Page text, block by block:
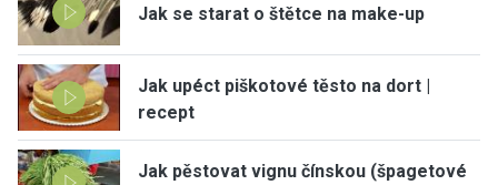
Jak se starat o štětce na make-up
Jak upéct piškotové těsto na dort |
recept
Jak pěstovat vignu čínskou (špagetové